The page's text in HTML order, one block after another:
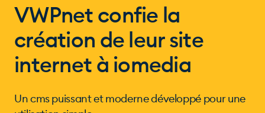
VWPnet confie la
création de leur site
internet à iomedia
Un cms puissant et moderne développé pour une